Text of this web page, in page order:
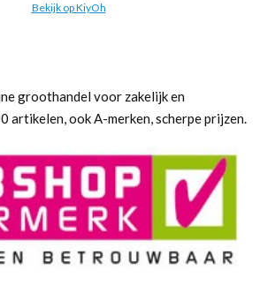
Bekijk op KiyOh
groothandel voor zakelijk en
artikelen, ook A-merken, scherpe prijzen.